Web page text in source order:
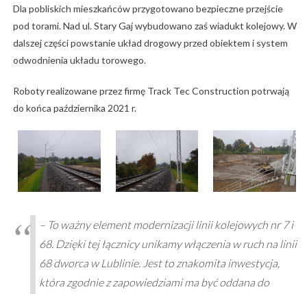
Dla pobliskich mieszkańców przygotowano bezpieczne przejście
pod torami. Nad ul. Stary Gaj wybudowano zaś wiadukt kolejowy. W
dalszej części powstanie układ drogowy przed obiektem i system
odwodnienia układu torowego.
Roboty realizowane przez firmę Track Tec Construction potrwają
do końca października 2021 r.
– To ważny element modernizacji linii kolejowych nr 7 i
68. Dzięki tej łącznicy unikamy włączenia w ruch na linii
68 dworca w Lublinie. Jest to znakomita inwestycja,
która zgodnie z zapowiedziami ma być oddana do